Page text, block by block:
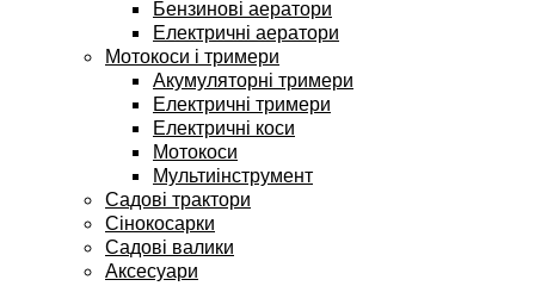
Бензинові аератори
Електричні аератори
Мотокоси і тримери
Акумуляторні тримери
Електричні тримери
Електричні коси
Мотокоси
Мультиінструмент
Садові трактори
Сінокосарки
Садові валики
Аксесуари